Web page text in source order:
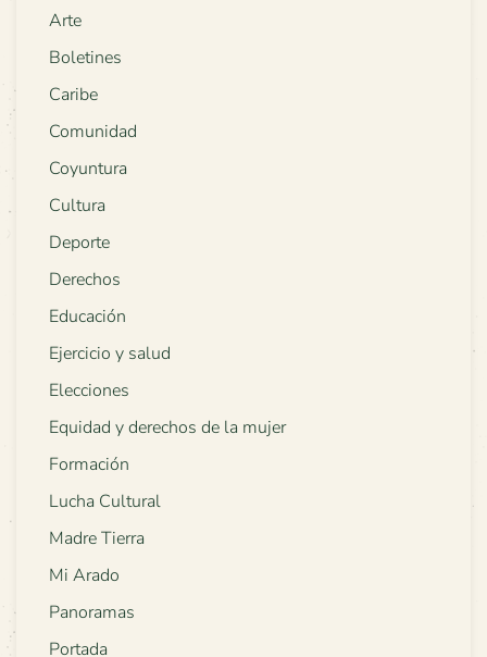
Arte
Boletines
Caribe
Comunidad
Coyuntura
Cultura
Deporte
Derechos
Educación
Ejercicio y salud
Elecciones
Equidad y derechos de la mujer
Formación
Lucha Cultural
Madre Tierra
Mi Arado
Panoramas
Portada